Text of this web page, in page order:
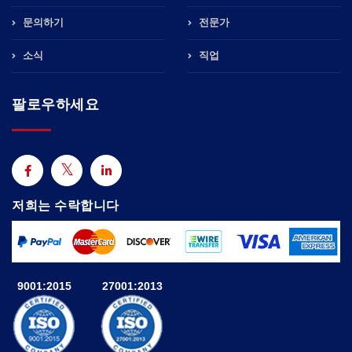
문의하기
소식
전문가
직업
팔로우하세요
저희는 수락합니다
9001:2015 27001:2013